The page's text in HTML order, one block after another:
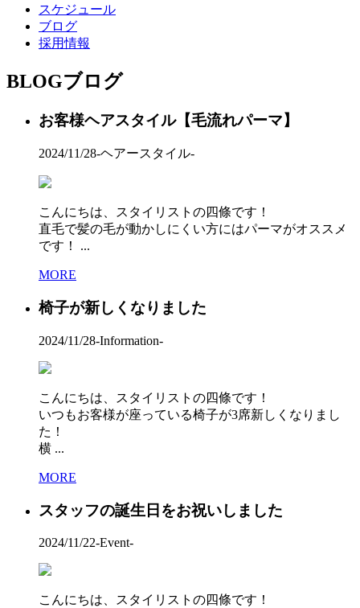
スケジュール
ブログ
採用情報
BLOGブログ
お客様ヘアスタイル【毛流れパーマ】
2024/11/28-ヘアースタイル-
こんにちは、スタイリストの四條です！
直毛で髪の毛が動かしにくい方にはパーマがオススメ
です！ ...
MORE
椅子が新しくなりました
2024/11/28-Information-
こんにちは、スタイリストの四條です！
いつもお客様が座っている椅子が3席新しくなりまし
た！
横 ...
MORE
スタッフの誕生日をお祝いしました
2024/11/22-Event-
こんにちは、スタイリストの四條です！